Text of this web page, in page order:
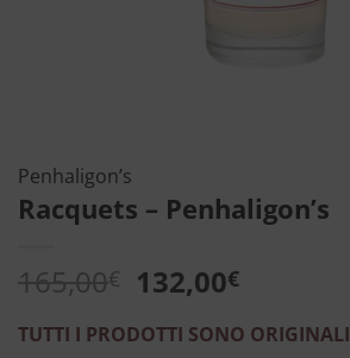
Penhaligon’s
Racquets – Penhaligon’s
165,00€ Il
prezzo
originale
132,00€Il
attuale
TUTTI I PRODOTTI SONO ORIGINALI